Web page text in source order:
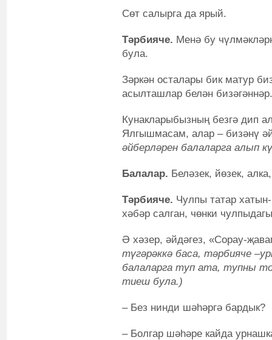
Сөт салырга да ярый.
Тәрбияче. Менә бу
була.
Зәркән осталары бик матур
асылташлар белән бизәгәннәр.
Кунакларыбызның безгә дип
Ялгышмасам, алар – бизәнү
әйберләрен балаларга алып
Балалар. Беләзек, йөзек,
Тәрбияче. Чулпы татар
хәбәр салган, чөнки
Ә хәзер, әйдәгез, «Сорау-
түгәрәккә баса, тәрбияче
балаларга туп ата, тупны
тиеш була.)
– Без нинди шәһәргә бардык?
– Болгар шәһәре кайда